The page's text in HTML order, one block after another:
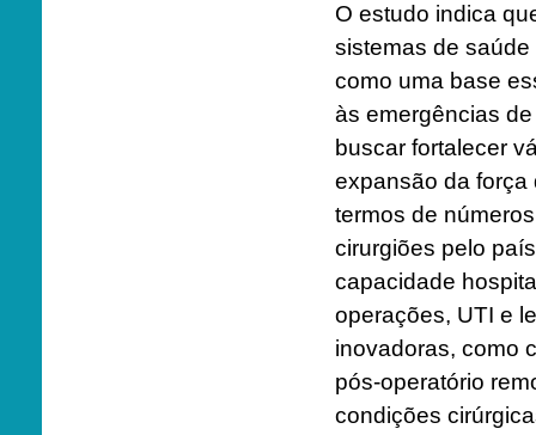
O estudo indica
sistemas de
como uma base
às emergências
buscar fortalecer
expansão da força
termos de
cirurgiões pelo
capacidade
operações, UTI e
inovadoras, como
pós-operatório
condições